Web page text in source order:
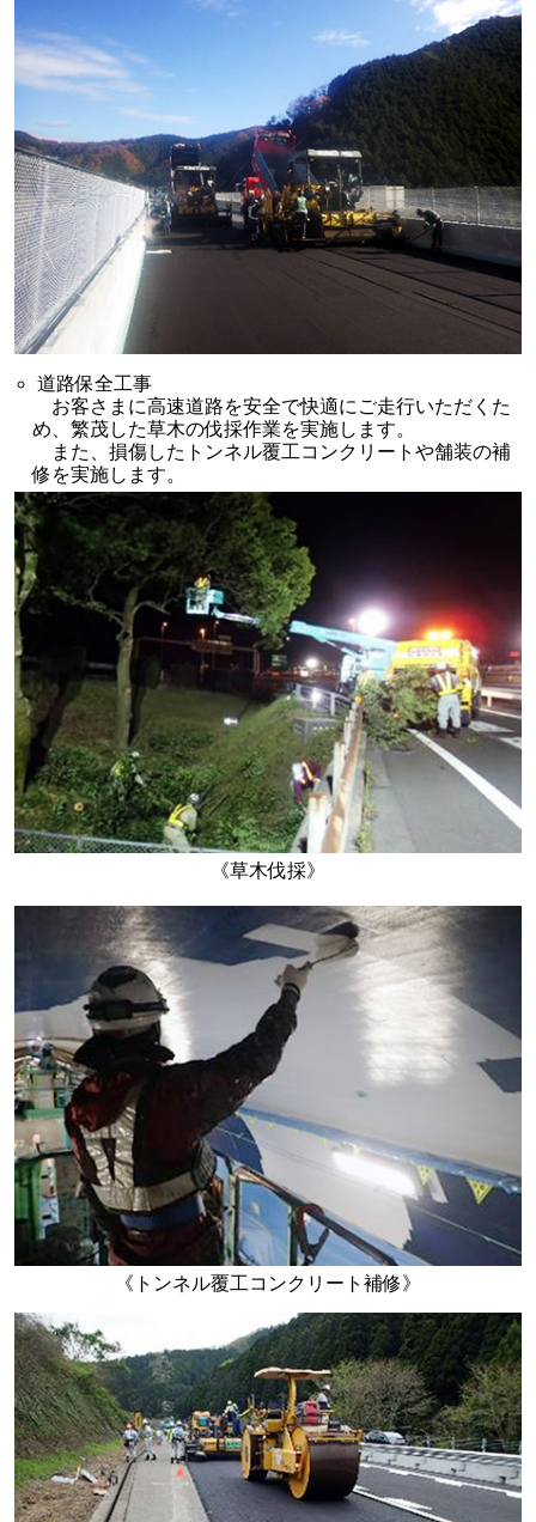
道路保全工事
お客さまに高速道路を安全で快適にご走行いただくた
め、繁茂した草木の伐採作業を実施します。
また、損傷したトンネル覆工コンクリートや舗装の補
修を実施します。
《草木伐採》
《トンネル覆工コンクリート補修》